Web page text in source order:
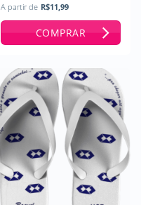
A partir de R$11,99
COMPRAR